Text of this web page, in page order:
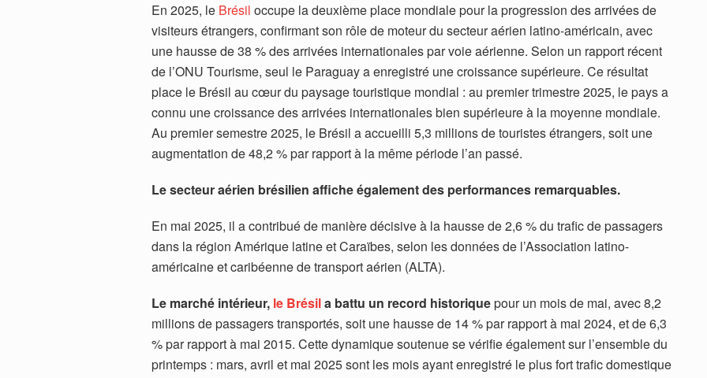
En 2025, le Brésil occupe la deuxième place mondiale pour la progression des arrivées de
visiteurs étrangers, confirmant son rôle de moteur du secteur aérien latino-américain, avec
une hausse de 38 % des arrivées internationales par voie aérienne. Selon un rapport récent
de l’ONU Tourisme, seul le Paraguay a enregistré une croissance supérieure. Ce résultat
place le Brésil au cœur du paysage touristique mondial : au premier trimestre 2025, le pays a
connu une croissance des arrivées internationales bien supérieure à la moyenne mondiale.
Au premier semestre 2025, le Brésil a accueilli 5,3 millions de touristes étrangers, soit une
augmentation de 48,2 % par rapport à la même période l’an passé.
Le secteur aérien brésilien affiche également des performances remarquables.
En mai 2025, il a contribué de manière décisive à la hausse de 2,6 % du trafic de passagers
dans la région Amérique latine et Caraïbes, selon les données de l’Association latino-
américaine et caribéenne de transport aérien (ALTA).
Le marché intérieur, le Brésila battu un record historiquepour un mois de mai, avec 8,2
millions de passagers transportés, soit une hausse de 14 % par rapport à mai 2024, et de 6,3
% par rapport à mai 2015. Cette dynamique soutenue se vérifie également sur l’ensemble du
printemps : mars, avril et mai 2025 sont les mois ayant enregistré le plus fort trafic domestique